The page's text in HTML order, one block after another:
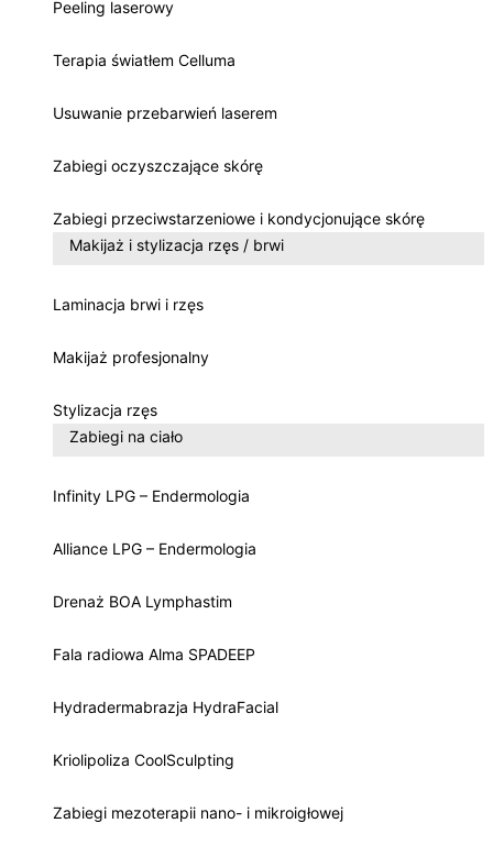
Peeling laserowy
Terapia światłem Celluma
Usuwanie przebarwień laserem
Zabiegi oczyszczające skórę
Zabiegi przeciwstarzeniowe i kondycjonujące skórę
Makijaż i stylizacja rzęs / brwi
Laminacja brwi i rzęs
Makijaż profesjonalny
Stylizacja rzęs
Zabiegi na ciało
Infinity LPG – Endermologia
Alliance LPG – Endermologia
Drenaż BOA Lymphastim
Fala radiowa Alma SPADEEP
Hydradermabrazja HydraFacial
Kriolipoliza CoolSculpting
Zabiegi mezoterapii nano- i mikroigłowej